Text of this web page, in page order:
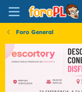
Foro General